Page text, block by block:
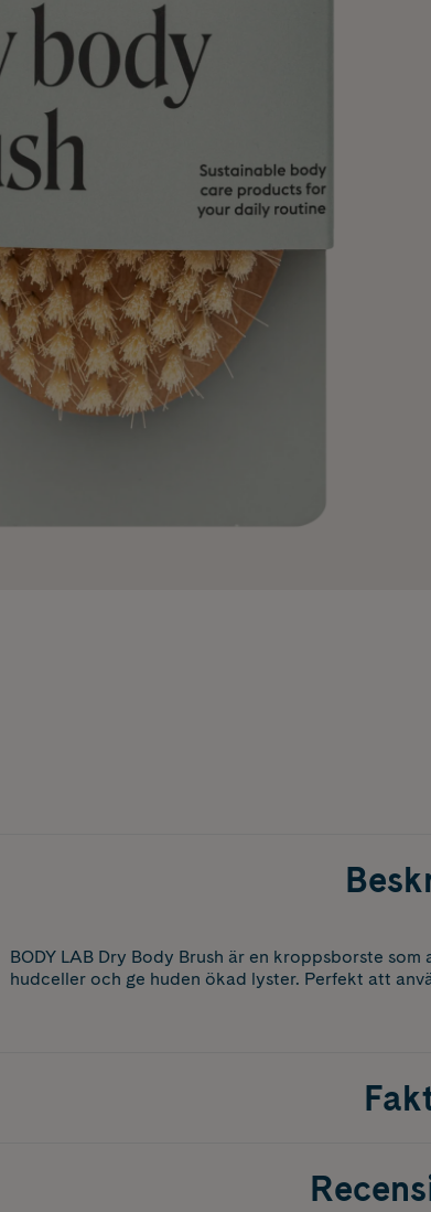
BODY LAB Dry Body Brush är en kroppsborste
hudceller och ge huden ökad lyster. Perfekt att